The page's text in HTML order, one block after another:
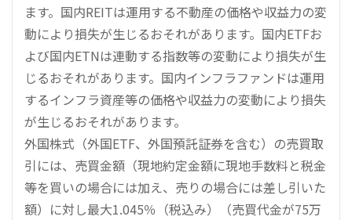
ます。国内REITは運用する不動産の価格や収益力の変
動により損失が生じるおそれがあります。国内ETFお
よび国内ETNは連動する指数等の変動により損失が生
じるおそれがあります。国内インフラファンドは運用
するインフラ資産等の価格や収益力の変動により損失
が生じるおそれがあります。
外国株式（外国ETF、外国預託証券を含む）の売買取
引には、売買金額（現地約定金額に現地手数料と税金
等を買いの場合には加え、売りの場合には差し引いた
額）に対し最大1.045％（税込み）（売買代金が75万